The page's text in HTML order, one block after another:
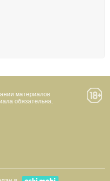
материалов
обязательна.